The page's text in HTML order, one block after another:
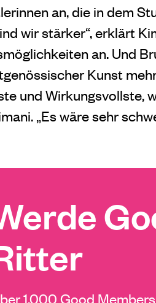
an, die in dem
wir stärker“, erklärt
an. Und
Kunst
und Wirkungsvollste,
„Es wäre sehr
1.000 Good